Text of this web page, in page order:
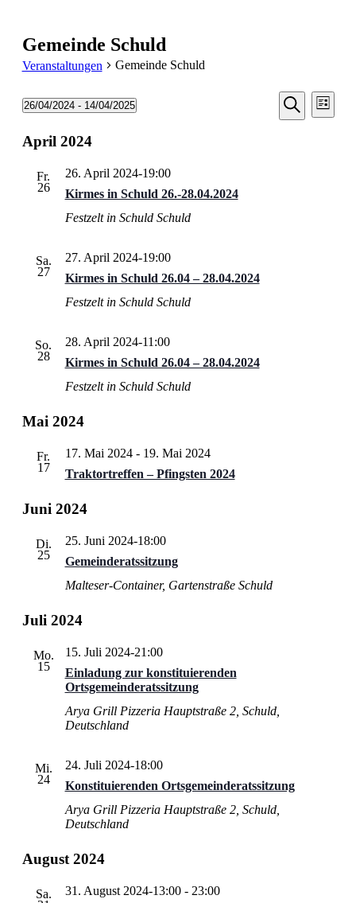
Gemeinde Schuld
Veranstaltungen Gemeinde Schuld
Veranstaltungen
Suche
Suche
Liste
26/04/2024 - 14/04/2025
wählen.
April 2024
Fr.
26
Kirmes in Schuld 26.-28.04.2024
26. April 2024-19:00
Festzelt in Schuld Schuld
Sa.
27
Kirmes in Schuld 26.04 – 28.04.2024
27. April 2024-19:00
Festzelt in Schuld Schuld
So.
28
Kirmes in Schuld 26.04 – 28.04.2024
28. April 2024-11:00
Festzelt in Schuld Schuld
Mai 2024
Fr.
17
Traktortreffen – Pfingsten 2024
17. Mai 2024- 19. Mai 2024
Juni 2024
Di.
25
Gemeinderatssitzung
25. Juni 2024-18:00
Malteser-Container, Gartenstraße Schuld
Juli 2024
Mo.
15
Einladung zur konstituierenden
Ortsgemeinderatssitzung
15. Juli 2024-21:00
Arya Grill Pizzeria Hauptstraße 2, Schuld,
Deutschland
Mi.
24
Konstituierenden Ortsgemeinderatssitzung
24. Juli 2024-18:00
Arya Grill Pizzeria Hauptstraße 2, Schuld,
Deutschland
August 2024
Sa.
31. August 2024-13:00- 23:00